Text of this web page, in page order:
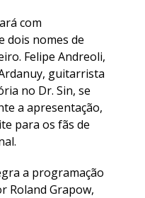
com
dois nomes de
Felipe Andreoli,
guitarrista
no Dr. Sin, se
a apresentação,
para os fãs de
a programação
Roland Grapow,